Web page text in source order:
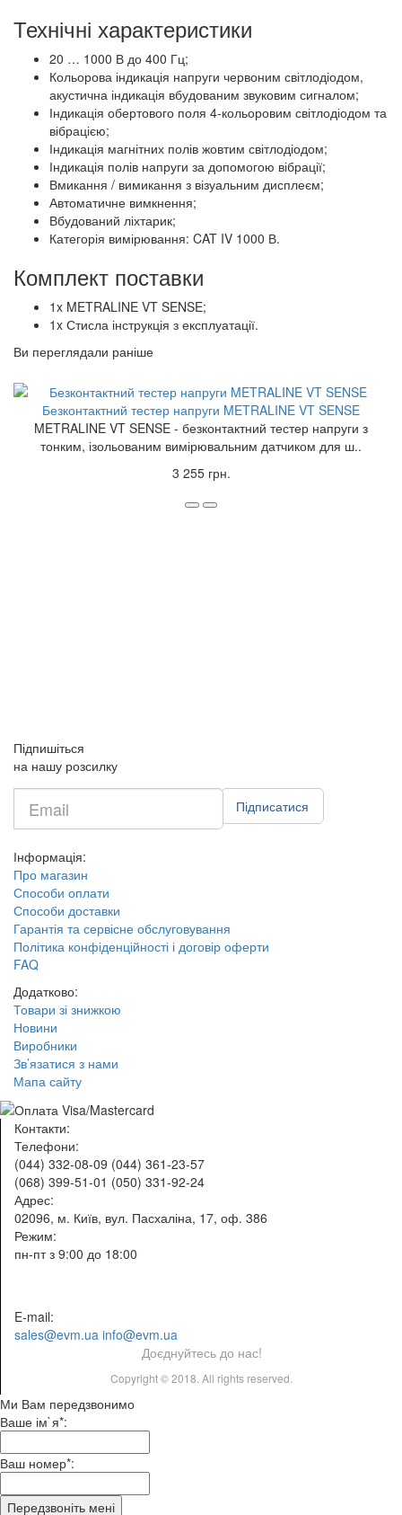
Технічні характеристики
20 … 1000 В до 400 Гц;
Кольорова індикація напруги червоним світлодіодом,
акустична індикація вбудованим звуковим сигналом;
Індикація обертового поля 4-кольоровим світлодіодом та
вібрацією;
Індикація магнітних полів жовтим світлодіодом;
Індикація полів напруги за допомогою вібрації;
Вмикання / вимикання з візуальним дисплеєм;
Автоматичне вимкнення;
Вбудований ліхтарик;
Категорія вимірювання: CAT IV 1000 В.
Комплект поставки
1x METRALINE VT SENSE;
1x Стисла інструкція з експлуатації.
Ви переглядали раніше
Безконтактний тестер напруги METRALINE VT SENSE
METRALINE VT SENSE - безконтактний тестер напруги з
тонким, ізольованим вимірювальним датчиком для ш..
3 255 грн.
Підпишіться
на нашу розсилку
mail
Підписатися
Інформація:
Про магазин
Способи оплати
Способи доставки
Гарантія та сервісне обслуговування
Політика конфіденційності і договір оферти
FAQ
Додатково:
Товари зі знижкою
Новини
Виробники
Зв’язатися з нами
Мапа сайту
Контакти:
Телефони:
(044) 332-08-09 (044) 361-23-57
(068) 399-51-01 (050) 331-92-24
Адрес:
02096, м. Київ, вул. Пасхаліна, 17, оф. 386
Режим:
пн-пт з 9:00 до 18:00
E-mail:
sales@evm.ua info@evm.ua
Доєднуйтесь до нас!
Copyright © 2018. All rights reserved.
Ми Вам передзвонимо
Ваше ім`я*:
Ваш номер*:
Передзвоніть мені